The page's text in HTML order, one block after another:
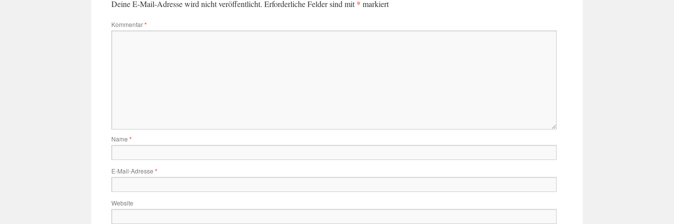
Deine E-Mail-Adresse wird nicht veröffentlicht. Erforderliche Felder sind mit* markiert
Kommentar*
Name *
E-Mail-Adresse *
Website